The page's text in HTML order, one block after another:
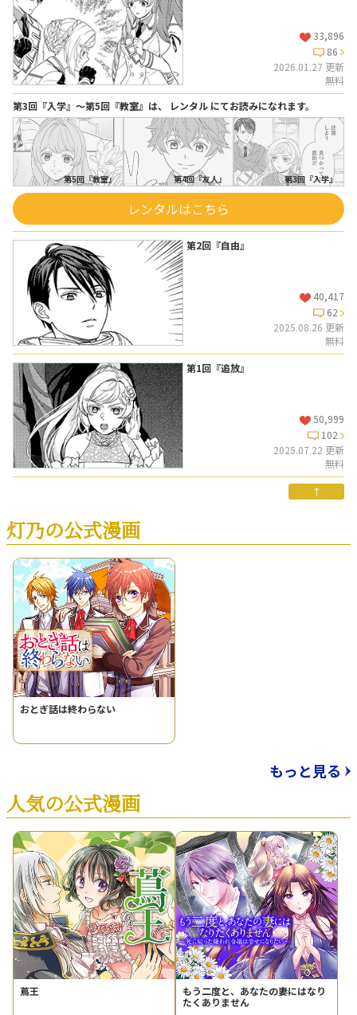
33,896
86
2026.01.27 更新
無料
第3回『入学』〜第5回『教室』は、 レンタル にてお読みになれます。
第5回『教室』 第4回『友人』 第3回『入学』
レンタルはこちら
第2回『自由』
40,417
62
2025.08.26 更新
無料
第1回『追放』
50,999
102
2025.07.22 更新
無料
↑
灯乃の公式漫画
おとぎ話は終わらない
もっと見る
人気の公式漫画
蔦王
もう二度と、あなたの妻にはなり
たくありません